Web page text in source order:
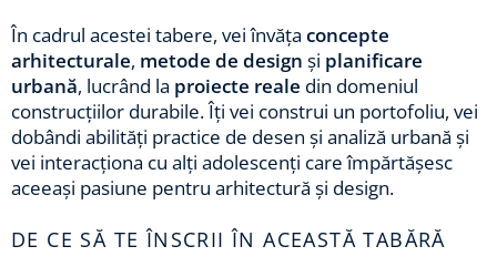
În cadrul acestei tabere, vei învăța concepte
arhitecturale, metode de design și planificare
urbană, lucrând la proiecte reale din domeniul
construcțiilor durabile. Îți vei construi un portofoliu, vei
dobândi abilități practice de desen și analiză urbană și
vei interacționa cu alți adolescenți care împărtășesc
aceeași pasiune pentru arhitectură și design.
DE CE SĂ TE ÎNSCRII ÎN ACEASTĂ TABĂRĂ